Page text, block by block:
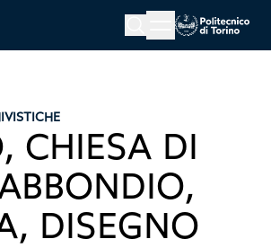
Menu button
CHIESA DI
DISEGNO